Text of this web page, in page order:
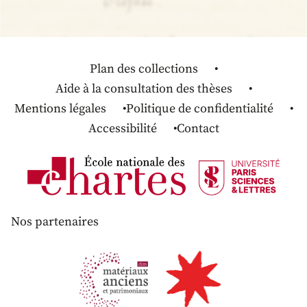
Plan des collections
Aide à la consultation des thèses
Mentions légales
Politique de confidentialité
Accessibilité
Contact
Nos partenaires